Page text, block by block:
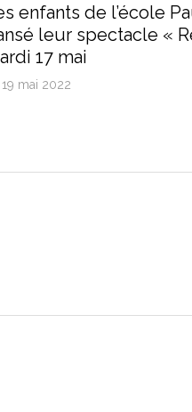
enfants de l’école
leur spectacle «
17 mai
19 mai 2022